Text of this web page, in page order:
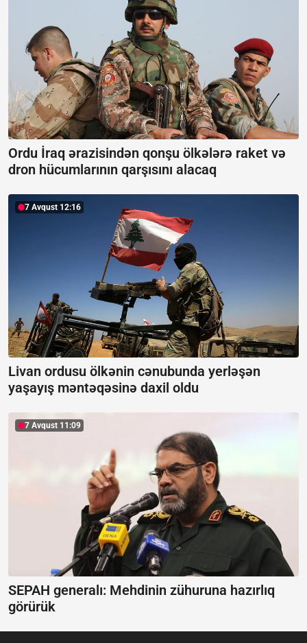
Ordu İraq ərazisindən qonşu ölkələrə raket və
dron hücumlarının qarşısını alacaq
7 Avqust 12:16
Livan ordusu ölkənin cənubunda yerləşən
yaşayış məntəqəsinə daxil oldu
7 Avqust 11:09
SEPAH generalı: Mehdinin zühuruna hazırlıq
görürük